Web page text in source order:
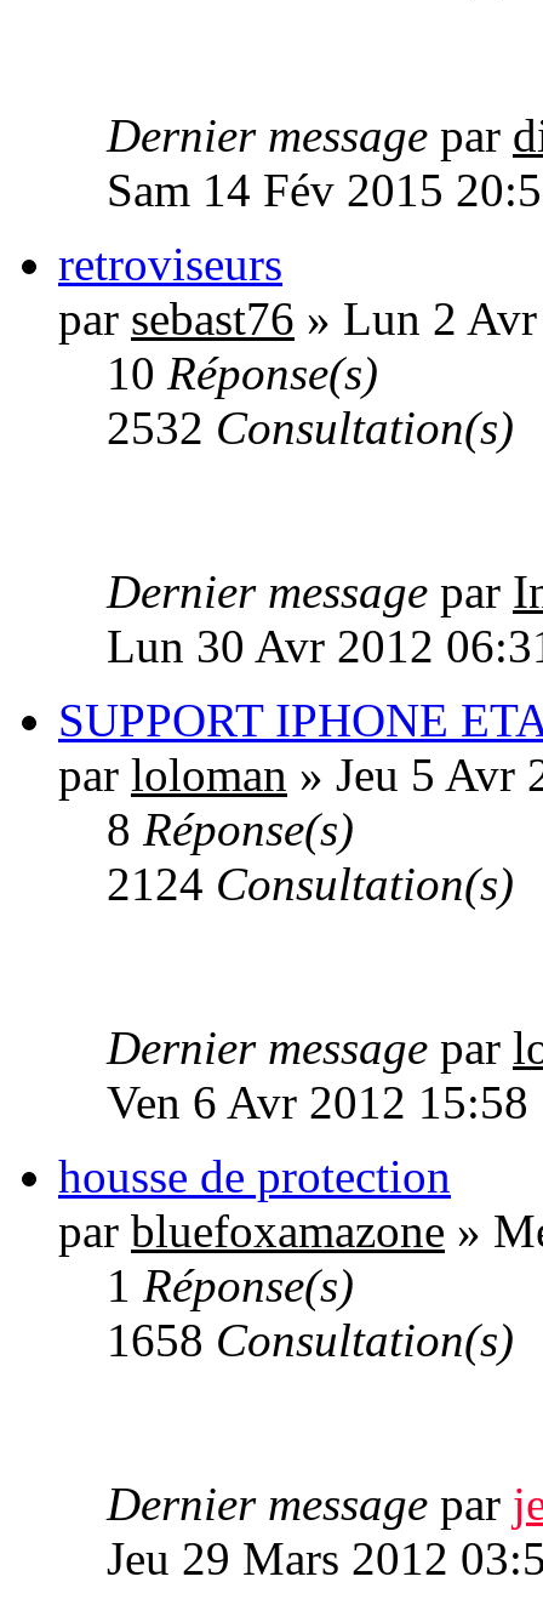
Dernier message par
Sam 14 Fév 2015
retroviseurs
par sebast76 » Lun 2
10 Réponse(s)
2532 Consultation(s)
Dernier message par
Lun 30 Avr 2012
SUPPORT IPHONE
par loloman » Jeu 5 Avr
8 Réponse(s)
2124 Consultation(s)
Dernier message par
Ven 6 Avr 2012 15:58
housse de protection
par bluefoxamazone »
1 Réponse(s)
1658 Consultation(s)
Dernier message par
Jeu 29 Mars 2012